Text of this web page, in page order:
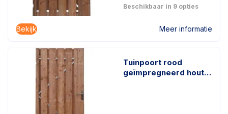
Beschikbaar in 9 opties
Bekijk Meer informatie
Tuinpoort rood
geïmpregneerd hout